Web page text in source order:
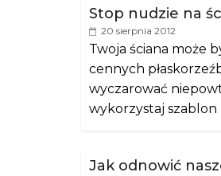
Stop nudzie na
20 sierpnia 2012
Twoja ściana może
cennych
wyczarować
wykorzystaj szablon
Jak odnowić